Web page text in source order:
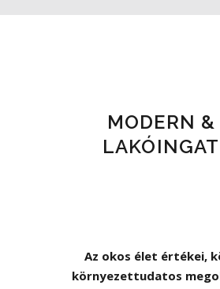
MODERN
Az okos élet értékei,
környezettudatos